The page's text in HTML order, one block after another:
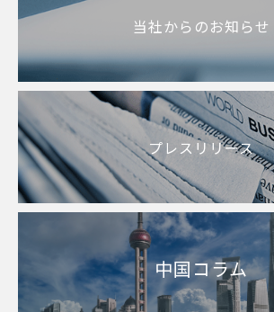
当社からのお知らせ
プレスリリース
中国コラム